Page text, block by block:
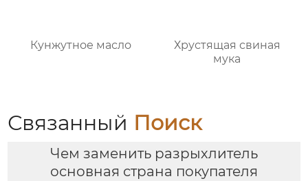
Кунжутное масло
Хрустящая свиная
мука
Связанный Поиск
Чем заменить разрыхлитель
основная страна покупателя